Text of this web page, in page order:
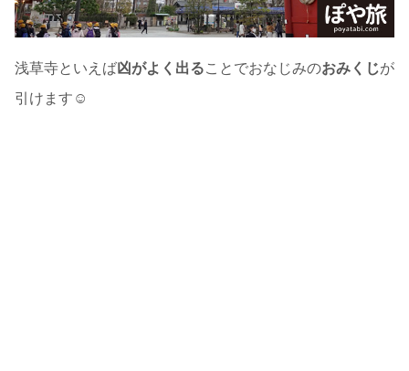
浅草寺といえば凶がよく出ることでおなじみのおみくじが
引けます☺